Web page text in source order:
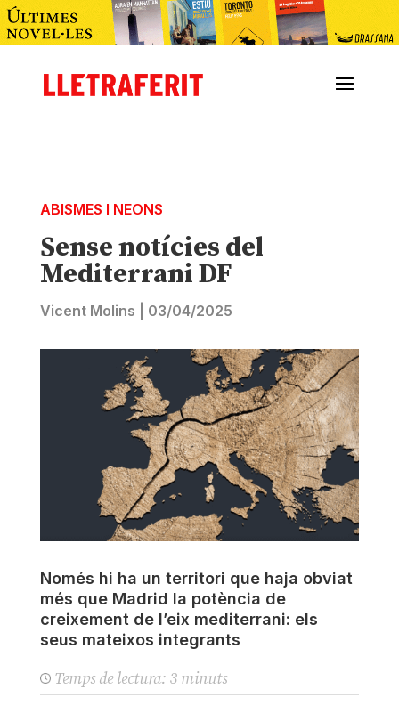
ABISMES I NEONS
Sense notícies del
Mediterrani DF
Vicent Molins 03/04/2025
Només hi ha un territori que haja obviat
més que Madrid la potència de
creixement de l’eix mediterrani: els
seus mateixos integrants
Temps de lectura: 3 minuts